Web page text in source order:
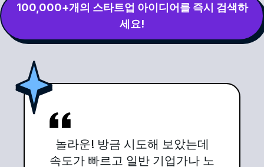
100,000+개의 스타트업 아이디어를 즉시 검색하
세요!
놀라운! 방금 시도해 보았는데
속도가 빠르고 일반 기업가나 노